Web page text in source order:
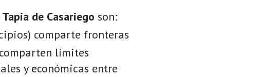
de Casariego son:
comparte fronteras
límites
y económicas entre